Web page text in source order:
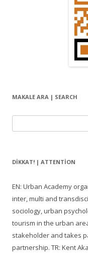
MAKALE ARA | SEARCH
DIKKAT! | ATTENTION
EN: Urban Academy
inter, multi and
sociology, urban
tourism in the urban
stakeholder and takes
partnership. TR: Kent